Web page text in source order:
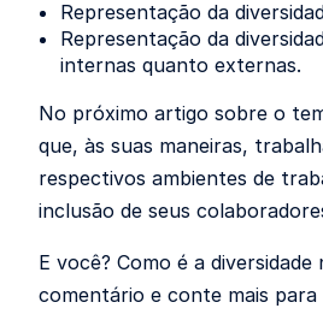
Representação da
Representação da
internas quanto externas.
No próximo artigo sobre o
que, às suas maneiras,
respectivos ambientes de
inclusão de seus
E você? Como é a
comentário e conte mais para